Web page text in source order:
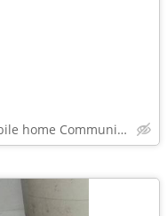
Indian Oaks Mobile home Community Paducah